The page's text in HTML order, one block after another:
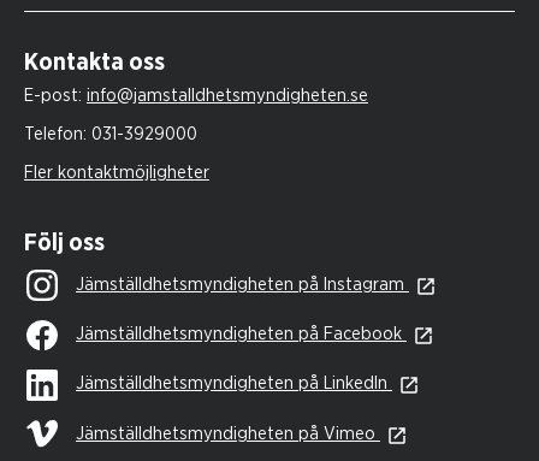
Kontakta oss
E-post: info@jamstalldhetsmyndigheten.se
Telefon: 031-3929000
Fler kontaktmöjligheter
Följ oss
Jämställdhetsmyndigheten på Instagram
Jämställdhetsmyndigheten på Facebook
Jämställdhetsmyndigheten på LinkedIn
Jämställdhetsmyndigheten på Vimeo